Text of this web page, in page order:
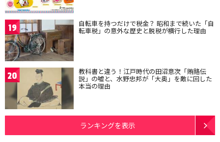
19 自転車を持つだけで税金？ 昭和まで続いた「自
転車税」の意外な歴史と脱税が横行した理由
20 教科書と違う！江戸時代の田沼意次「賄賂伝
説」の嘘と、水野忠邦が「大奥」を敵に回した
本当の理由
ランキングを表示